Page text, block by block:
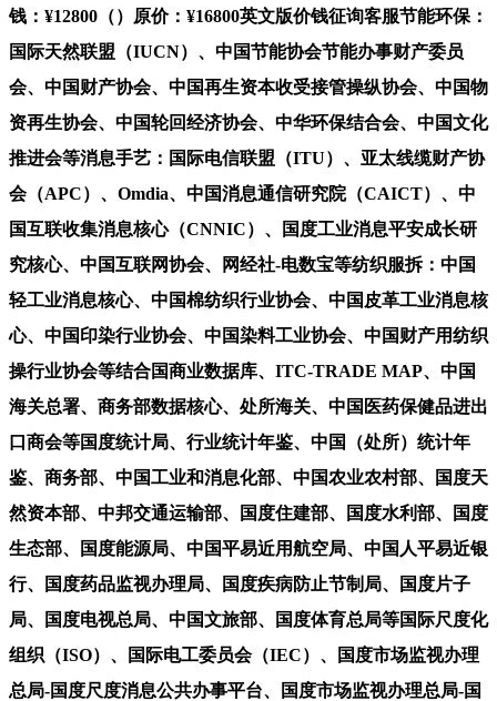
钱：¥12800（）原价：¥16800英文版价钱征询客服节能环保：
国际天然联盟（IUCN）、中国节能协会节能办事财产委员
会、中国财产协会、中国再生资本收受接管操纵协会、中国物
资再生协会、中国轮回经济协会、中华环保结合会、中国文化
推进会等消息手艺：国际电信联盟（ITU）、亚太线缆财产协
会（APC）、Omdia、中国消息通信研究院（CAICT）、中
国互联收集消息核心（CNNIC）、国度工业消息平安成长研
究核心、中国互联网协会、网经社-电数宝等纺织服拆：中国
轻工业消息核心、中国棉纺织行业协会、中国皮革工业消息核
心、中国印染行业协会、中国染料工业协会、中国财产用纺织
操行业协会等结合国商业数据库、ITC-TRADE MAP、中国
海关总署、商务部数据核心、处所海关、中国医药保健品进出
口商会等国度统计局、行业统计年鉴、中国（处所）统计年
鉴、商务部、中国工业和消息化部、中国农业农村部、国度天
然资本部、中邦交通运输部、国度住建部、国度水利部、国度
生态部、国度能源局、中国平易近用航空局、中国人平易近银
行、国度药品监视办理局、国度疾病防止节制局、国度片子
局、国度电视总局、中国文旅部、国度体育总局等国际尺度化
组织（ISO）、国际电工委员会（IEC）、国度市场监视办理
总局-国度尺度消息公共办事平台、国度市场监视办理总局-国